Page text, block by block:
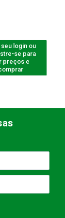
seu login ou
se para
preços e